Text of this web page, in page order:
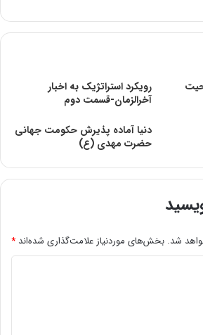
رویکرد استراتژیک به اخبار
آخرالزمان-قسمت دوم
دنيا آماده پذيرش حكومت جهانی
حضرت مهدی (ع)
شد. بخش‌های موردنیاز علامت‌گذاری شده‌اند *